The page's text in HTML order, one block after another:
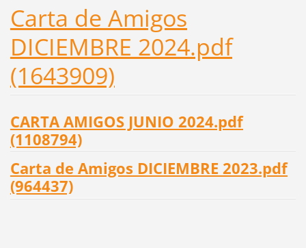
Carta de Amigos
DICIEMBRE 2024.pdf
(1643909)
CARTA AMIGOS JUNIO 2024.pdf
(1108794)
Carta de Amigos DICIEMBRE 2023.pdf
(964437)